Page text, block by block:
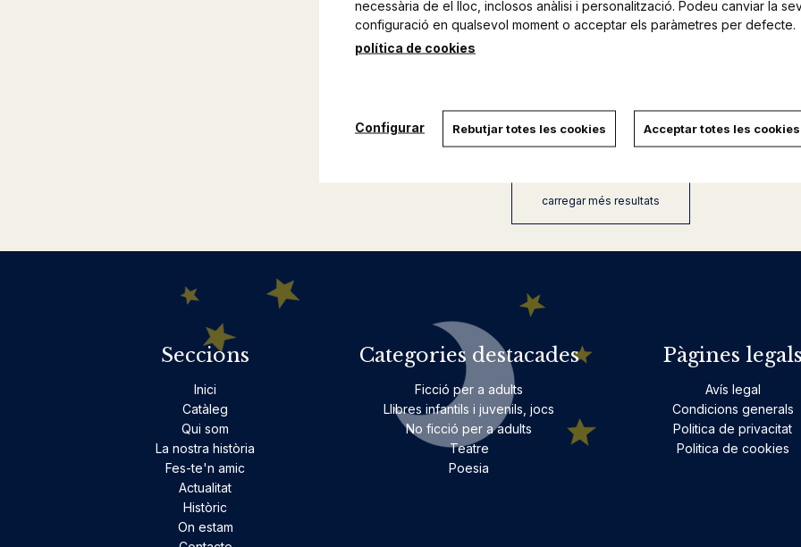
carregar més resultats
Seccions
Inici
Catàleg
Qui som
La nostra història
Fes-te'n amic
Actualitat
Històric
On estam
Categories destacades
Ficció per a adults
Llibres infantils i juvenils, jocs
No ficció per a adults
Teatre
Poesia
Pàgines legals
Avís legal
Condicions generals
Politica de privacitat
Politica de cookies
necessària de el lloc, inclosos anàlisi i personalització. Podeu canviar la
configuració en qualsevol moment o acceptar els paràmetres per defecte.
política de cookies
Configurar Rebutjar totes les cookies Acceptar totes les cookies